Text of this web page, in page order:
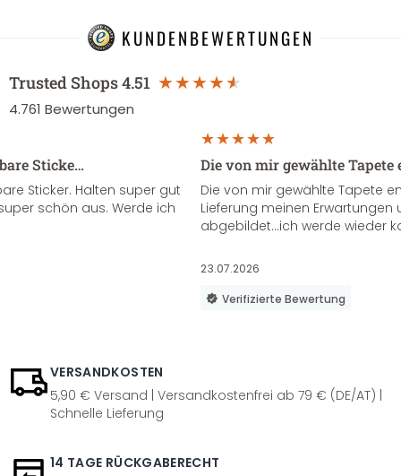
KUNDENBEWERTUNGEN
Trusted Shops4.51
4.761 Bewertungen
Sticke…
Sticker. Halten super gut
schön aus. Werde ich
Die von mir gewählte
Die von mir gewählte Tapete
Lieferung meinen Erwartungen
abgebildet...ich werde wieder
23.07.2026
Verifizierte Bewertung
VERSANDKOSTEN
5,90 € Versand | Versandkostenfrei ab 79 € (DE/AT) |
Schnelle Lieferung
14 TAGE RÜCKGABERECHT